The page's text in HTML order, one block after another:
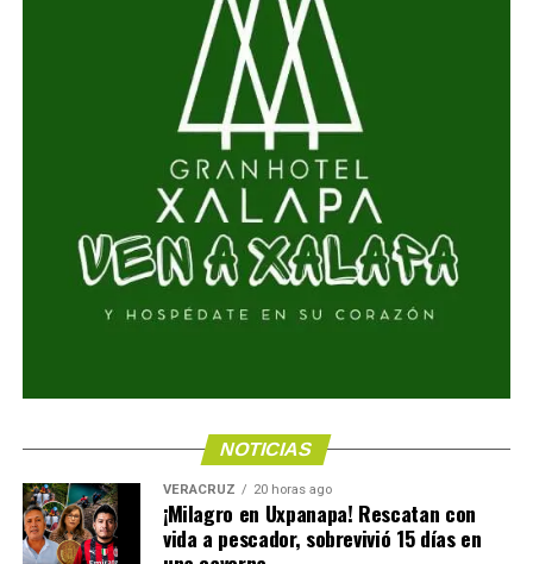
NOTICIAS
VERACRUZ 20 horas ago
¡Milagro en Uxpanapa! Rescatan con
vida a pescador, sobrevivió 15 días en